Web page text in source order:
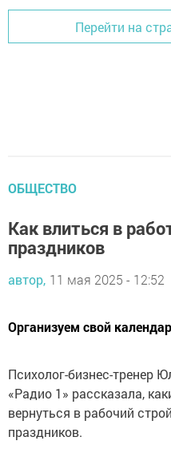
Перейти на
ОБЩЕСТВО
Как влиться в
праздников
автор, 11 мая 2025 - 12:52
Организуем свой
Психолог-бизнес-тренер
«Радио 1» рассказала,
вернуться в рабочий
праздников.